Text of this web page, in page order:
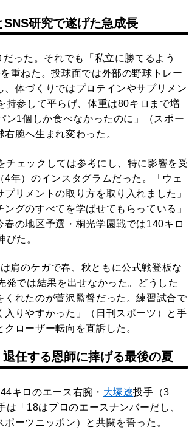
研究で遂げた急成長
った。それでも「私立に勝てるよう
重ねた。投球面では外部の野球トレー
体づくりではプロテインやサプリメン
持参して平らげ、体重は80キロまで増
ン1個しか食べなかったのに」（スポー
腕へ生まれ変わった。
チェックしては参考にし、特に影響を受
4年）のインスタグラムだった。「ウェ
リメントの取り方を取り入れました」
グのすべてを学ばせてもらっている」
春の地区予選・桐光学園戦では140キロ
びた。
肩のケガで春、秋ともに公式戦登板な
発では結果を出せなかった。どうした
れたのが菅沢監督だった。練習試合で
りやすかった」（日刊スポーツ）と手
ローザー転向を直訴した。
任する恩師に捧げる最後の夏
キロのエース右腕・ 大塚遼投手（3
「18はプロのエースナンバーだし、
ーツニッポン）と共闘を誓った。